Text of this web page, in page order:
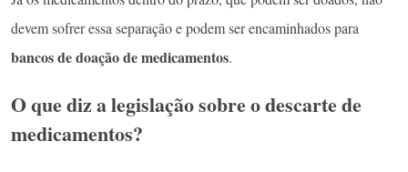
devem sofrer essa separação e podem ser encaminhados para
bancos de doação de medicamentos.
O que diz a legislação sobre o descarte de
medicamentos?